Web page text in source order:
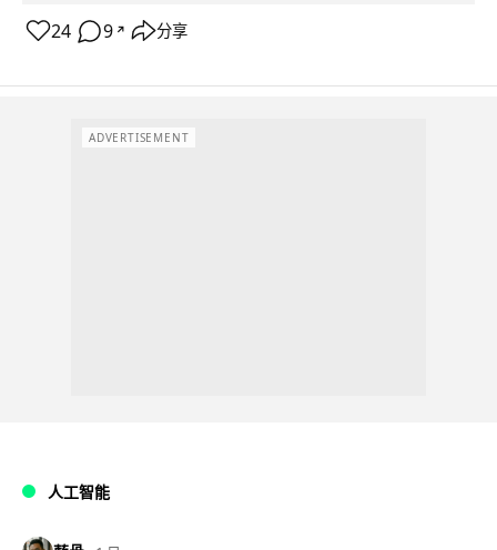
24 9 ↗ 分享
ADVERTISEMENT
人工智能